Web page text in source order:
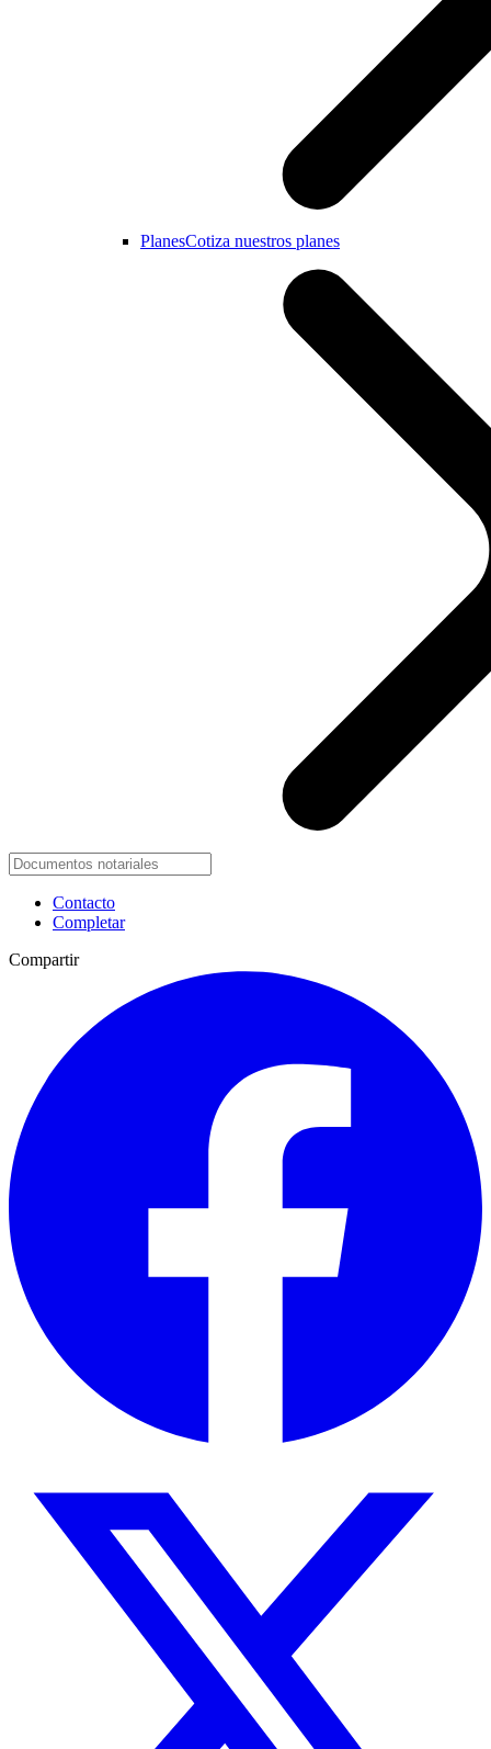
PlanesCotiza nuestros planes
Contacto
Completar
Compartir